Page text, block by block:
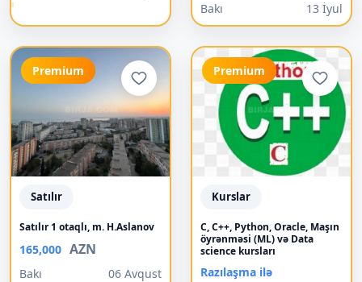
Bakı
13 İyul
Premium
Satılır
Satılır 1 otaqlı, m. H.Aslanov
165,000 AZN
Bakı 06 Avqust
Premium
Kurslar
C, C++, Python, Oracle, Maşın
öyrənməsi (ML) və Data
science kursları
Razılaşma ilə